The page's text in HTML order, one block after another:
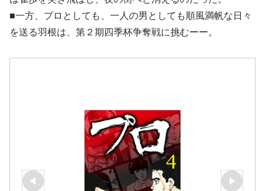
■一方、プロとしても、一人の男としても順風満帆な日々
を送る羽根は、第２期四季杯争奪戦に挑むーー。